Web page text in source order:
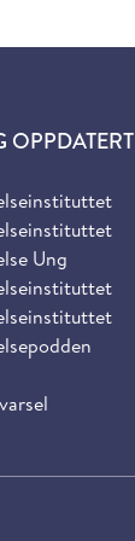
OPPDATERT
Ung